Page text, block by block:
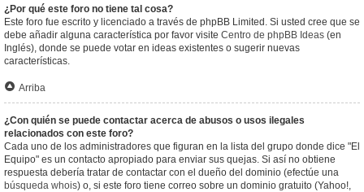
¿Por qué este foro no tiene tal cosa?
Este foro fue escrito y licenciado a través de phpBB Limited. Si usted cree que se
debe añadir alguna característica por favor visite Centro de phpBB Ideas (en
Inglés), donde se puede votar en ideas existentes o sugerir nuevas
características.
Arriba
¿Con quién se puede contactar acerca de abusos o usos ilegales
relacionados con este foro?
Cada uno de los administradores que figuran en la lista del grupo donde dice "El
Equipo" es un contacto apropiado para enviar sus quejas. Si así no obtiene
respuesta debería tratar de contactar con el dueño del dominio (efectúe una
búsqueda whois) o, si este foro tiene correo sobre un dominio gratuito (Yahoo!,